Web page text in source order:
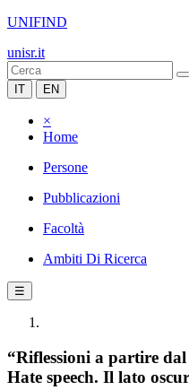
UNIFIND
unisr.it
IT EN
×
Home
Persone
Pubblicazioni
Facoltà
Ambiti Di Ricerca
☰
“Riflessioni a partire
Hate speech. Il lato